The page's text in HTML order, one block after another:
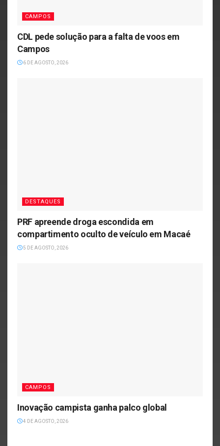
CAMPOS
CDL pede solução para a falta de voos em
Campos
6 DE AGOSTO, 2026
DESTAQUES
PRF apreende droga escondida em
compartimento oculto de veículo em Macaé
5 DE AGOSTO, 2026
CAMPOS
Inovação campista ganha palco global
4 DE AGOSTO, 2026